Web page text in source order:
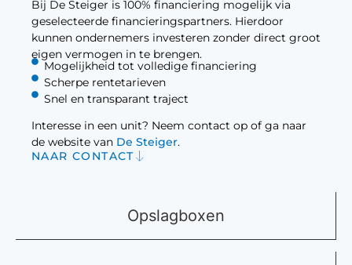
Opslagboxen
Bij De Steiger is 100% financiering mogelijk via
geselecteerde financieringspartners. Hierdoor
kunnen ondernemers investeren zonder direct groot
eigen vermogen in te brengen.
Mogelijkheid tot volledige financiering
Scherpe rentetarieven
Snel en transparant traject
Interesse in een unit? Neem contact op of ga naar
de website van De Steiger.
NAAR CONTACT